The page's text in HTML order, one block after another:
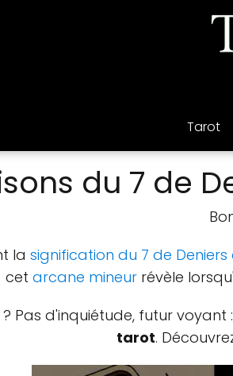
Tarot
du 7 de
la signification du 7 de
cet arcane mineurrévèle
Pas d'inquiétude, futur voyant
tarot.